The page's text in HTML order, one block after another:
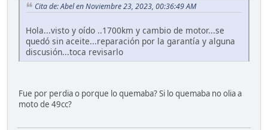
Cita de: Abel en Noviembre 23, 2023, 00:36:49 AM
Hola...visto y oído ..1700km y cambio de motor...se
quedó sin aceite...reparación por la garantía y alguna
discusión...toca revisarlo
Fue por perdia o porque lo quemaba? Si lo quemaba no olia a
moto de 49cc?